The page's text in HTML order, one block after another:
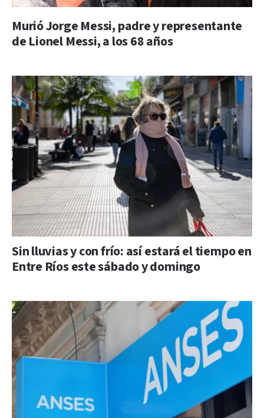
Murió Jorge Messi, padre y representante
de Lionel Messi, a los 68 años
Sin lluvias y con frío: así estará el tiempo en
Entre Ríos este sábado y domingo